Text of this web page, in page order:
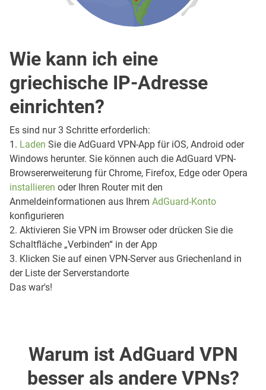
Wie kann ich eine
griechische IP-Adresse
einrichten?
Es sind nur 3 Schritte erforderlich:
1. Laden Sie die AdGuard VPN-App für iOS, Android oder
Windows herunter. Sie können auch die AdGuard VPN-
Browsererweiterung für Chrome, Firefox, Edge oder Opera
installieren oder Ihren Router mit den
Anmeldeinformationen aus Ihrem AdGuard-Konto
konfigurieren
2. Aktivieren Sie VPN im Browser oder drücken Sie die
Schaltfläche „Verbinden“ in der App
3. Klicken Sie auf einen VPN-Server aus Griechenland in
der Liste der Serverstandorte
Das war's!
Warum ist AdGuard VPN
besser als andere VPNs?